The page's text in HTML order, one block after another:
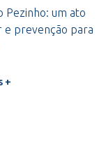
Pezinho: um ato
e prevenção para
+